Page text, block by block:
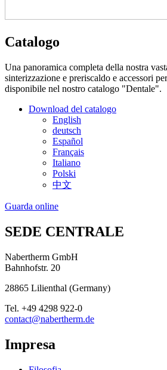
Catalogo
Una panoramica completa della nostra
sinterizzazione e preriscaldo e accessori
disponibile nel nostro catalogo "Dentale".
Download del catalogo
English
deutsch
Español
Français
Italiano
Polski
中文
Guarda online
SEDE CENTRALE
Nabertherm GmbH
Bahnhofstr. 20
28865 Lilienthal (Germany)
Tel. +49 4298 922-0
contact@nabertherm.de
Impresa